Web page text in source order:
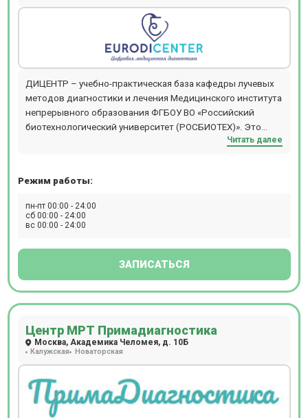
ДИЦЕНТР – учебно-практическая база кафедры лучевых
методов диагностики и лечения Медицинского института
непрерывного образования ФГБОУ ВО «Российский
биотехнологический университет (РОСБИОТЕХ)». Это
независимый центр КТ, МРТ, УЗИ диагностики,
томографии. На базе диагностического центра не только
рутинных методов исследования (КТ и МРТ головного
мозга, суставов, позвоночника, грудной и брюшной
(исследование проводят специалисты НМИЦ ССХ им.
Читать далее
Режим работы:
пн-пт 00:00 - 24:00
сб 00:00 - 24:00
вс 00:00 - 24:00
ЗАПИСАТЬСЯ
Центр МРТ Примадиагностика
Москва, Академика Челомея, д. 10Б
Калужская Новаторская